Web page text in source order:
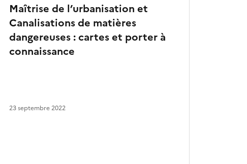
Maîtrise de l’urbanisation et
Canalisations de matières
dangereuses : cartes et porter à
connaissance
23 septembre 2022